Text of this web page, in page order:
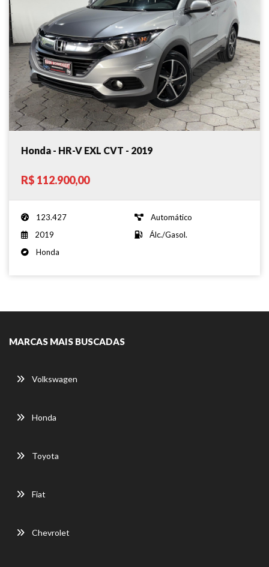
Honda - HR-V EXL CVT - 2019
R$ 112.900,00
123.427
Automático
2019
Álc./Gasol.
Honda
MARCAS MAIS BUSCADAS
Volkswagen
Honda
Toyota
Fiat
Chevrolet